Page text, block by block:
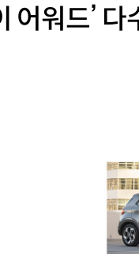
어워드’ 다